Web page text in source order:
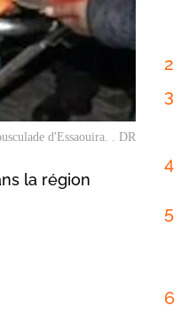
d'Essaouira. . DR
la région
2
3
4
5
6